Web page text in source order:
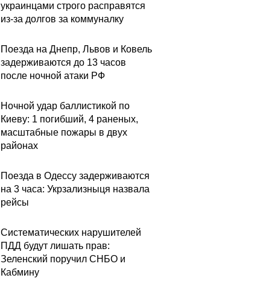
украинцами строго расправятся
из-за долгов за коммуналку
Поезда на Днепр, Львов и Ковель
задерживаются до 13 часов
после ночной атаки РФ
Ночной удар баллистикой по
Киеву: 1 погибший, 4 раненых,
масштабные пожары в двух
районах
Поезда в Одессу задерживаются
на 3 часа: Укрзализныця назвала
рейсы
Систематических нарушителей
ПДД будут лишать прав:
Зеленский поручил СНБО и
Кабмину